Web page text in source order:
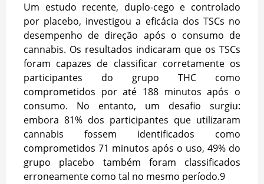
Um estudo recente, duplo-cego e controlado
por placebo, investigou a eficácia dos TSCs no
desempenho de direção após o consumo de
cannabis. Os resultados indicaram que os TSCs
foram capazes de classificar corretamente os
participantes do grupo THC como
comprometidos por até 188 minutos após o
consumo. No entanto, um desafio surgiu:
embora 81% dos participantes que utilizaram
cannabis fossem identificados como
comprometidos 71 minutos após o uso, 49% do
grupo placebo também foram classificados
erroneamente como tal no mesmo período.9